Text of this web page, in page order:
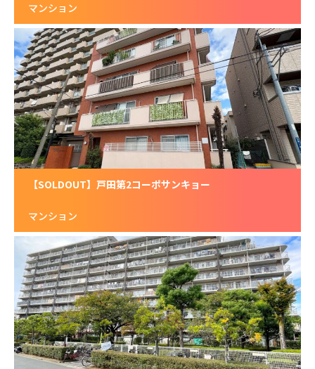
マンション
【SOLDOUT】戸田第2コーポサンキョー
マンション